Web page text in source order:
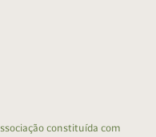
constituída com